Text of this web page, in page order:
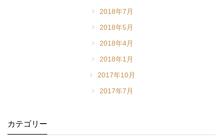
2018年7月
2018年5月
2018年4月
2018年1月
2017年10月
2017年7月
カテゴリー